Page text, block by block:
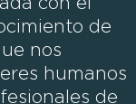
de
nos
humanos
de